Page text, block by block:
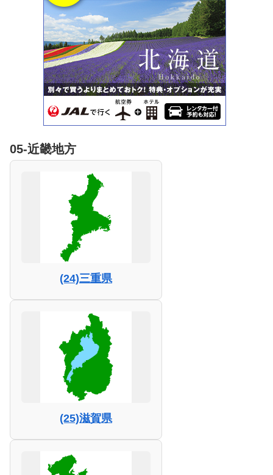
05-近畿地方
(24)三重県
(25)滋賀県